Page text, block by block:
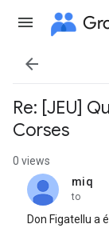

Re: [JEU]
Corses
0 views
miq
unread,
to
Don Figatellu a